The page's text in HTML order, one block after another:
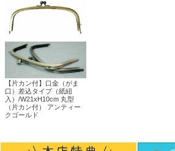
【片カン付】口金（がま
口）差込タイプ（紙紐
入）/W21xH10cm 丸型
（片カン付） アンティー
クゴールド